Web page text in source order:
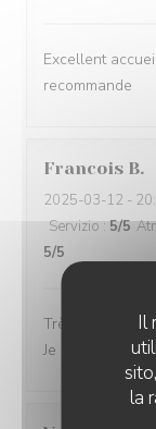
Il
la
Excellent
recommande
Francois B
2025-03-12 -
Servizio:5/5
5/5
Très bon
Je recommande